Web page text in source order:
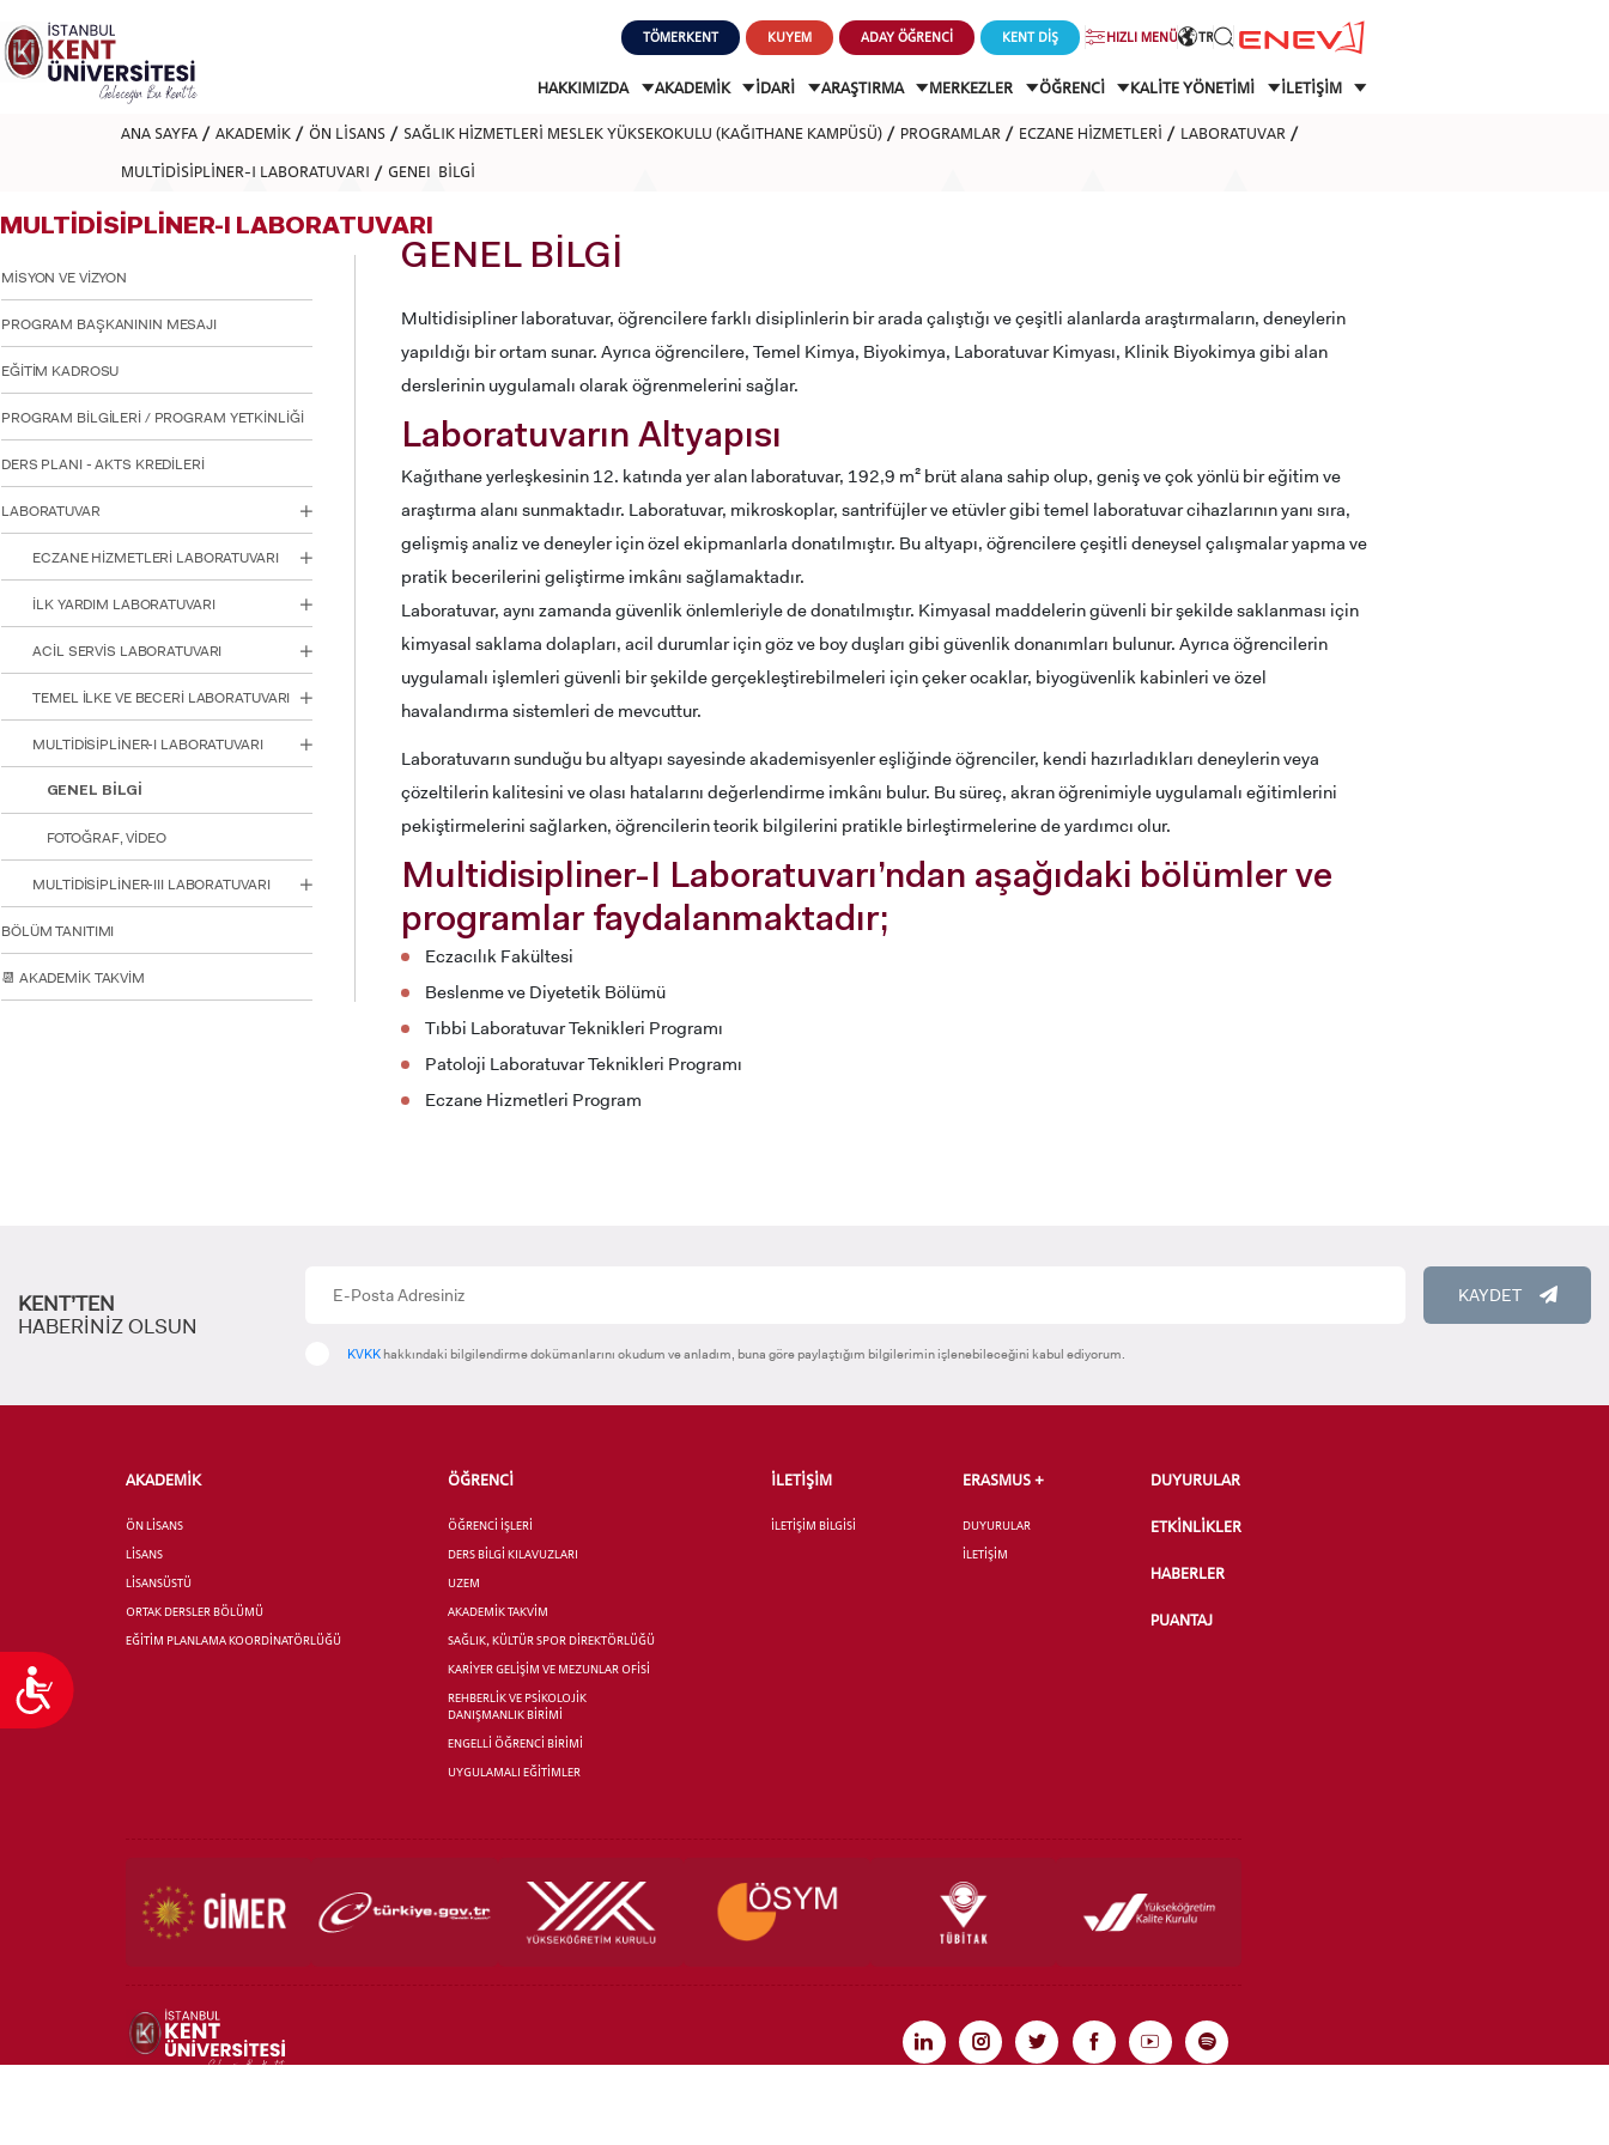
dikkat:
Bu
web
sitesini,
okuyucu
engellilere
ayarlamak
için
Control-
F11'e
basın;
Erişilebilirlik
menüsünü
basın.
Ulaşılabilirlik
ADAY ÖĞRENCİ
INTERNATIONAL
TÖMERKENT KUYEM ADAY ÖĞRENCİ KENT DİŞ HIZLI MENÜ TR
HAKKIMIZDA AKADEMİK İDARİ ARAŞTIRMA MERKEZLER ÖĞRENCİ KALİTE YÖNETİMİ İLETİŞİM
ANA SAYFA AKADEMİK ÖN LİSANS SAĞLIK HİZMETLERİ MESLEK YÜKSEKOKULU (KAĞITHANE KAMPÜSÜ) PROGRAMLAR ECZANE HİZMETLERİ LABORATUVAR
MULTİDİSİPLİNER-I LABORATUVARI GENEL BİLGİ
MULTİDİSİPLİNER-I LABORATUVARI
MİSYON VE VİZYON
PROGRAM BAŞKANININ MESAJI
EĞİTİM KADROSU
PROGRAM BİLGİLERİ / PROGRAM YETKİNLİĞİ
DERS PLANI - AKTS KREDİLERİ
LABORATUVAR
ECZANE HİZMETLERİ LABORATUVARI
İLK YARDIM LABORATUVARI
ACİL SERVİS LABORATUVARI
TEMEL İLKE VE BECERİ LABORATUVARI
MULTİDİSİPLİNER-I LABORATUVARI
GENEL BİLGİ
FOTOĞRAF, VİDEO
MULTİDİSİPLİNER-III LABORATUVARI
BÖLÜM TANITIMI
📆 AKADEMİK TAKVİM
GENEL BİLGİ
Multidisipliner laboratuvar, öğrencilere farklı disiplinlerin bir arada çalıştığı ve çeşitli alanlarda araştırmaların, deneylerin
yapıldığı bir ortam sunar. Ayrıca öğrencilere, Temel Kimya, Biyokimya, Laboratuvar Kimyası, Klinik Biyokimya gibi alan
derslerinin uygulamalı olarak öğrenmelerini sağlar.
Laboratuvarın Altyapısı
Kağıthane yerleşkesinin 12. katında yer alan laboratuvar, 192,9 m² brüt alana sahip olup, geniş ve çok yönlü bir eğitim ve
araştırma alanı sunmaktadır. Laboratuvar, mikroskoplar, santrifüjler ve etüvler gibi temel laboratuvar cihazlarının yanı sıra,
gelişmiş analiz ve deneyler için özel ekipmanlarla donatılmıştır. Bu altyapı, öğrencilere çeşitli deneysel çalışmalar yapma ve
pratik becerilerini geliştirme imkânı sağlamaktadır.
Laboratuvar, aynı zamanda güvenlik önlemleriyle de donatılmıştır. Kimyasal maddelerin güvenli bir şekilde saklanması için
kimyasal saklama dolapları, acil durumlar için göz ve boy duşları gibi güvenlik donanımları bulunur. Ayrıca öğrencilerin
uygulamalı işlemleri güvenli bir şekilde gerçekleştirebilmeleri için çeker ocaklar, biyogüvenlik kabinleri ve özel
havalandırma sistemleri de mevcuttur.
Laboratuvarın sunduğu bu altyapı sayesinde akademisyenler eşliğinde öğrenciler, kendi hazırladıkları deneylerin veya
çözeltilerin kalitesini ve olası hatalarını değerlendirme imkânı bulur. Bu süreç, akran öğrenimiyle uygulamalı eğitimlerini
pekiştirmelerini sağlarken, öğrencilerin teorik bilgilerini pratikle birleştirmelerine de yardımcı olur.
Multidisipliner-I Laboratuvarı’ndan aşağıdaki bölümler ve
programlar faydalanmaktadır;
Eczacılık Fakültesi
Beslenme ve Diyetetik Bölümü
Tıbbi Laboratuvar Teknikleri Programı
Patoloji Laboratuvar Teknikleri Programı
Eczane Hizmetleri Program
KENT’TEN
HABERİNİZ OLSUN
KAYDET
KVKK hakkındaki bilgilendirme dokümanlarını okudum ve anladım, buna göre paylaştığım bilgilerimin işlenebileceğini kabul ediyorum.
AKADEMİK
ÖN LİSANS
LİSANS
LİSANSÜSTÜ
ORTAK DERSLER BÖLÜMÜ
EĞİTİM PLANLAMA KOORDİNATÖRLÜĞÜ
ÖĞRENCİ
ÖĞRENCİ İŞLERİ
DERS BİLGİ KILAVUZLARI
UZEM
AKADEMİK TAKVİM
SAĞLIK, KÜLTÜR SPOR DİREKTÖRLÜĞÜ
KARİYER GELİŞİM VE MEZUNLAR OFİSİ
REHBERLİK VE PSİKOLOJİK
DANIŞMANLIK BİRİMİ
ENGELLİ ÖĞRENCİ BİRİMİ
UYGULAMALI EĞİTİMLER
İLETİŞİM
İLETİŞİM BİLGİSİ
ERASMUS +
DUYURULAR
İLETİŞİM
DUYURULAR
ETKİNLİKLER
HABERLER
PUANTAJ